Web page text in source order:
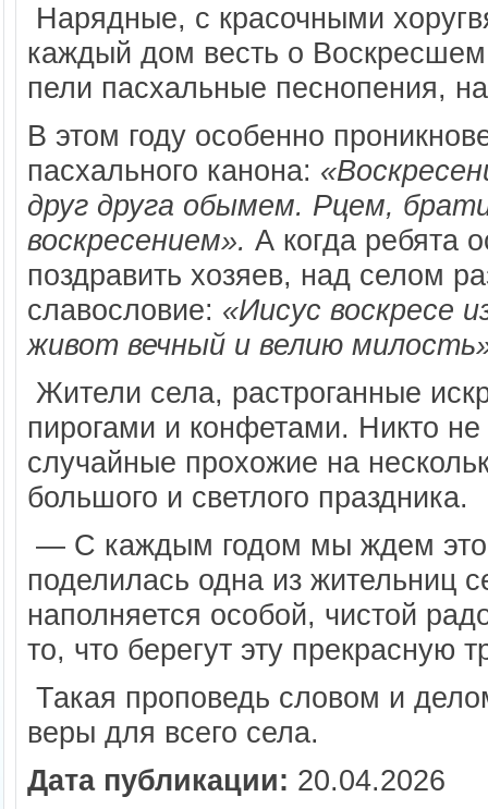
Нарядные, с красочными
каждый дом весть о
пели пасхальные песнопения,
В этом году особенно
пасхального канона:
друг друга обымем. Рцем,
воскресением». А когда ребята
поздравить хозяев, над селом
славословие: «Иисус воскресе
живот вечный и велию
Жители села, растроганные
пирогами и конфетами. Никто
случайные прохожие на
большого и светлого праздника.
— С каждым годом мы ждем
поделилась одна из жительниц
наполняется особой, чистой
то, что берегут эту прекрасную
Такая проповедь словом и
веры для всего села.
Дата публикации: 20.04.2026